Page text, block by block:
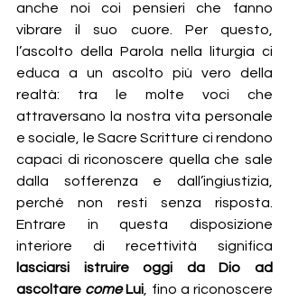
anche noi coi pensieri che fanno
vibrare il suo cuore. Per questo,
l’ascolto della Parola nella liturgia ci
educa a un ascolto più vero della
realtà: tra le molte voci che
attraversano la nostra vita personale
e sociale, le Sacre Scritture ci rendono
capaci di riconoscere quella che sale
dalla sofferenza e dall’ingiustizia,
perché non resti senza risposta.
Entrare in questa disposizione
lasciarsi istruire oggi da Dio ad
ascoltare come Lui, fino a riconoscere